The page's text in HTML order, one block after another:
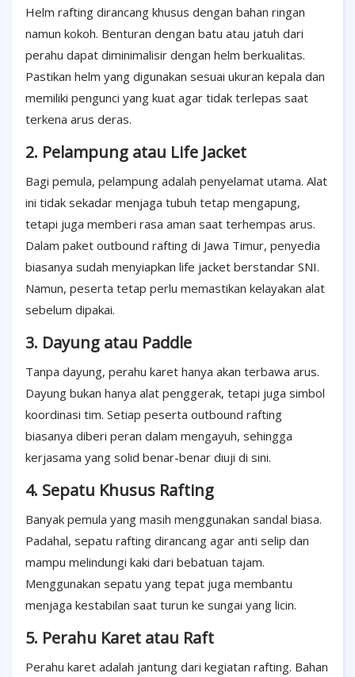
Helm rafting dirancang khusus dengan bahan ringan
namun kokoh. Benturan dengan batu atau jatuh dari
perahu dapat diminimalisir dengan helm berkualitas.
Pastikan helm yang digunakan sesuai ukuran kepala dan
memiliki pengunci yang kuat agar tidak terlepas saat
terkena arus deras.
2. Pelampung atau Life Jacket
Bagi pemula, pelampung adalah penyelamat utama. Alat
ini tidak sekadar menjaga tubuh tetap mengapung,
tetapi juga memberi rasa aman saat terhempas arus.
Dalam paket outbound rafting di Jawa Timur, penyedia
biasanya sudah menyiapkan life jacket berstandar SNI.
Namun, peserta tetap perlu memastikan kelayakan alat
sebelum dipakai.
3. Dayung atau Paddle
Tanpa dayung, perahu karet hanya akan terbawa arus.
Dayung bukan hanya alat penggerak, tetapi juga simbol
koordinasi tim. Setiap peserta outbound rafting
biasanya diberi peran dalam mengayuh, sehingga
kerjasama yang solid benar-benar diuji di sini.
4. Sepatu Khusus Rafting
Banyak pemula yang masih menggunakan sandal biasa.
Padahal, sepatu rafting dirancang agar anti selip dan
mampu melindungi kaki dari bebatuan tajam.
Menggunakan sepatu yang tepat juga membantu
menjaga kestabilan saat turun ke sungai yang licin.
5. Perahu Karet atau Raft
Perahu karet adalah jantung dari kegiatan rafting. Bahan